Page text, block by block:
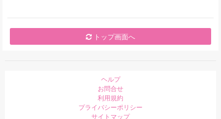
トップ画面へ
ヘルプ
お問合せ
利用規約
プライバシーポリシー
サイトマップ